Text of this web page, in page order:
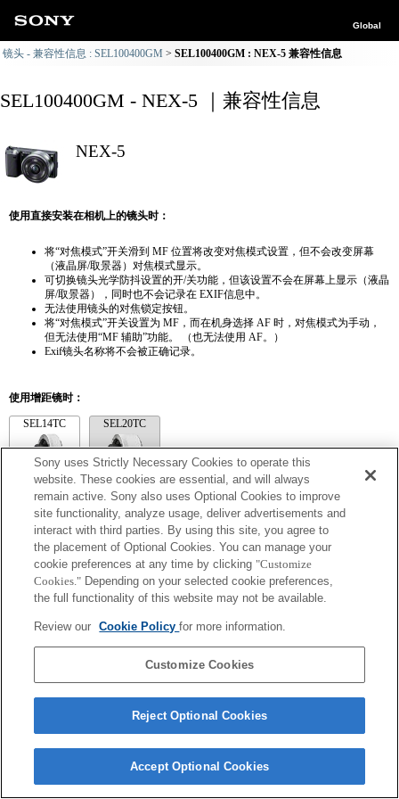
Global
镜头 - 兼容性信息 : SEL100400GM SEL100400GM : NEX-5 兼容性信息
SEL100400GM - NEX-5 ｜兼容性信息
NEX-5
使用直接安装在相机上的镜头时：
将“对焦模式”开关滑到 MF 位置将改变对焦模式设置，但不会改变屏幕
（液晶屏/取景器）对焦模式显示。
可切换镜头光学防抖设置的开/关功能，但该设置不会在屏幕上显示（液晶
屏/取景器），同时也不会记录在 EXIF信息中。
无法使用镜头的对焦锁定按钮。
将“对焦模式”开关设置为 MF，而在机身选择 AF 时，对焦模式为手动，
但无法使用“MF 辅助”功能。 （也无法使用 AF。）
Exif镜头名称将不会被正确记录。
使用增距镜时：
SEL14TC SEL20TC
SEL14TC
相机可能会在设置连续 AF 后对焦不准。
Exif 鏡頭名的焦距和最大光圈會以放大倍數值列出。然而，如光圈值乘以放
大倍數為 10 或更高時，便無法正確顯示。
Copyright 2026 Sony Corporation
Sony uses Strictly Necessary Cookies to operate this
website. These cookies are essential, and will always
remain active. Sony also uses Optional Cookies to improve
site functionality, analyze usage, deliver advertisements and
interact with third parties. By using this site, you agree to
the placement of Optional Cookies. You can manage your
cookie preferences at any time by clicking "Customize
Cookies." Depending on your selected cookie preferences,
the full functionality of this website may not be available.
Review our Cookie Policyfor more information.
Customize Cookies
Reject Optional Cookies
Accept Optional Cookies